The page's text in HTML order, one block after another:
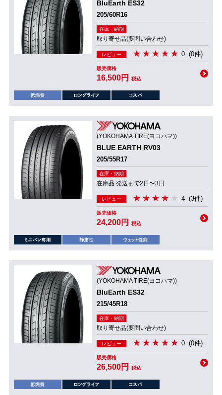
BluEarth ES32
205/60R16
在庫・納期
取り寄せ品(要問い合わせ)
レビュー 0 (0件)
販売価格
16,500円 税込
(YOKOHAMA TIRE(ヨコハマ))
BLUE EARTH RV03
205/55R17
在庫・納期
在庫品 発送まで2日〜3日
レビュー 4 (3件)
販売価格
24,200円 税込
(YOKOHAMA TIRE(ヨコハマ))
BluEarth ES32
215/45R18
在庫・納期
取り寄せ品(要問い合わせ)
レビュー 0 (0件)
販売価格
26,500円 税込